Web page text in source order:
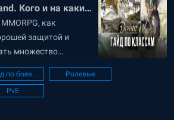
Кого и на какие
в игре?как
защитой и
множество
случаях защиту
которой
уворачиваться и
Гайд по боевой системе
Ролевые
PvE